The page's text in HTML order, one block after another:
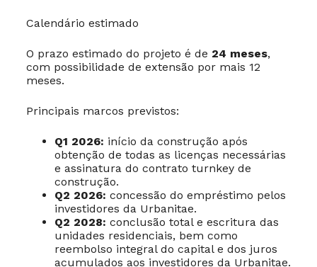
Calendário estimado
O prazo estimado do projeto é de 24 meses,
com possibilidade de extensão por mais 12
meses.
Principais marcos previstos:
Q1 2026: início da construção após
obtenção de todas as licenças necessárias
e assinatura do contrato turnkey de
construção.
Q2 2026: concessão do empréstimo pelos
investidores da Urbanitae.
Q2 2028: conclusão total e escritura das
unidades residenciais, bem como
reembolso integral do capital e dos juros
acumulados aos investidores da Urbanitae.